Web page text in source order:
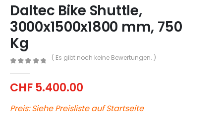
Daltec Bike Shuttle,
3000x1500x1800 mm, 750
Kg
( Es gibt noch keine Bewertungen. )
CHF5.400.00
Preis: Siehe Preisliste auf Startseite